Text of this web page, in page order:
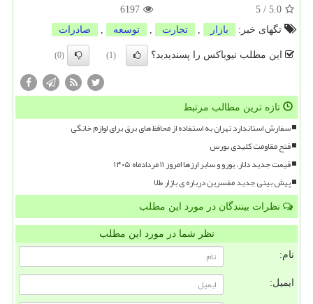
5.0
/
5
6197
تگهای خبر:
بازار تجارت توسعه صادرات
این مطلب نیوباکس را پسندیدید؟ (1)
(0)
تازه ترین مطالب مرتبط
سفارش استاندارد تهران به استفاده از محافظ های برق برای لوازم خانگی
فتح مقاومت کلیدی بورس
قیمت جدید دلار، یورو و سایر ارزها امروز ۱۱ مردادماه ۱۴۰۵
پیش بینی جدید مفسرین درباره ی بازار طلا
نظرات بینندگان در مورد این مطلب
نظر شما در مورد این مطلب
نام:
ایمیل: